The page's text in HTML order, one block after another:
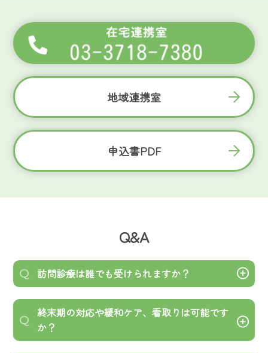
地域連携室
申込書PDF
Q&A
Q 訪問診療は誰でも受けられますか？
定期的な通院が困難な状態でご自宅やご施設などで療
養を希望される方は、どなたでもご利用いただけま
Q
終末期の対応や緩和ケア、看取りは可能です
か？